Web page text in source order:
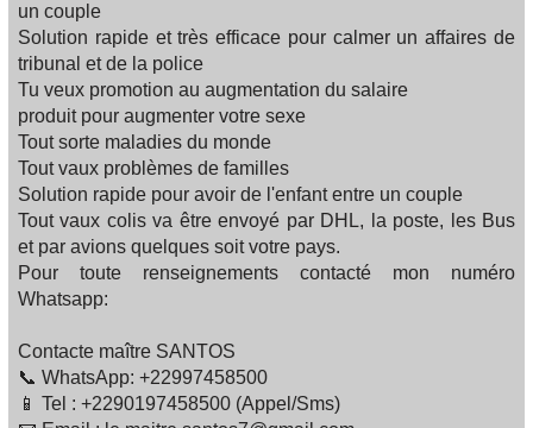
un couple
Solution rapide et très efficace pour calmer un affaires de
tribunal et de la police
Tu veux promotion au augmentation du salaire
produit pour augmenter votre sexe
Tout sorte maladies du monde
Tout vaux problèmes de familles‍‍‍
Solution rapide pour avoir de l'enfant entre un couple
Tout vaux colis va être envoyé par DHL, la poste, les Bus
et par avions quelques soit votre pays.
Pour toute renseignements contacté mon numéro
Whatsapp:
Contacte maître SANTOS
📞 WhatsApp: +22997458500
📱 Tel : +2290197458500 (Appel/Sms)